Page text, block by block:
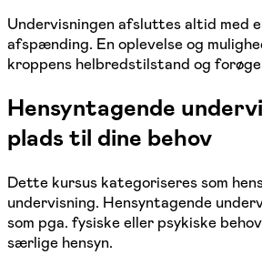
Undervisningen afsluttes altid med
afspænding. En oplevelse og
kroppens helbredstilstand og
Hensyntagende
plads til dine behov
Dette kursus kategoriseres som
undervisning. Hensyntagende
som pga. fysiske eller psykiske
særlige hensyn.